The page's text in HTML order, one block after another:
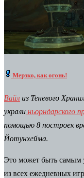
Мерзко, как огонь!
Вайл из Теневого
украли ньорндарского
помощью 8 построек
Йотунхейма.
Это может быть самым
из всех ежедневных